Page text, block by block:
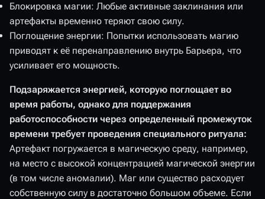
Блокировка магии: Любые активные заклинания или
артефакты временно теряют свою силу.
Поглощение энергии: Попытки использовать магию
приводят к её перенаправлению внутрь Барьера, что
усиливает его мощность.
Подзаряжается энергией, которую поглощает во
время работы, однако для поддержания
работоспособности через определенный промежуток
времени требует проведения специального ритуала:
Артефакт погружается в магическую среду, например,
на место с высокой концентрацией магической энергии
(в том числе аномалии). Маг или существо расходует
собственную силу в достаточно большом объеме. Если